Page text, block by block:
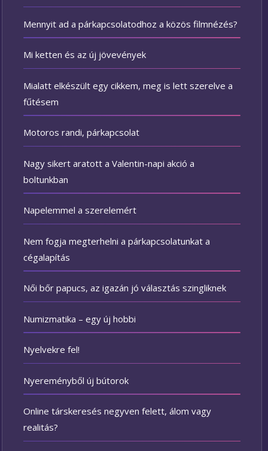
Mennyit ad a párkapcsolatodhoz a közös filmnézés?
Mi ketten és az új jövevények
Mialatt elkészült egy cikkem, meg is lett szerelve a
fűtésem
Motoros randi, párkapcsolat
Nagy sikert aratott a Valentin-napi akció a
boltunkban
Napelemmel a szerelemért
Nem fogja megterhelni a párkapcsolatunkat a
cégalapítás
Női bőr papucs, az igazán jó választás szingliknek
Numizmatika – egy új hobbi
Nyelvekre fel!
Nyereményből új bútorok
Online társkeresés negyven felett, álom vagy
realitás?